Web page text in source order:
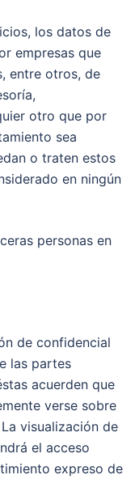
los datos de
empresas que
entre otros, de
otro que por
sea
o traten estos
en ningún
personas en
de confidencial
las partes
acuerden que
verse sobre
visualización de
el acceso
expreso de